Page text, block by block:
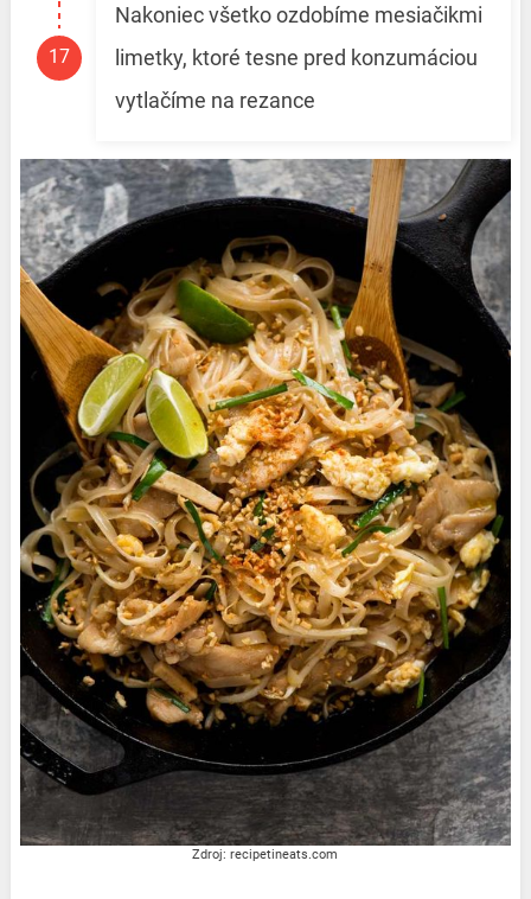
Nakoniec všetko ozdobíme mesiačikmi
limetky, ktoré tesne pred konzumáciou
vytlačíme na rezance
Zdroj: recipetineats.com